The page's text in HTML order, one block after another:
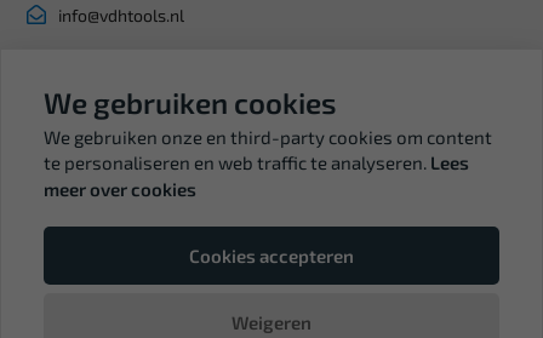
info@vdhtools.nl
BTW: NL819958657B01
We gebruiken cookies
We gebruiken onze en third-party cookies om content
te personaliseren en web traffic te analyseren. Lees
meer over cookies
Cookies accepteren
Weigeren